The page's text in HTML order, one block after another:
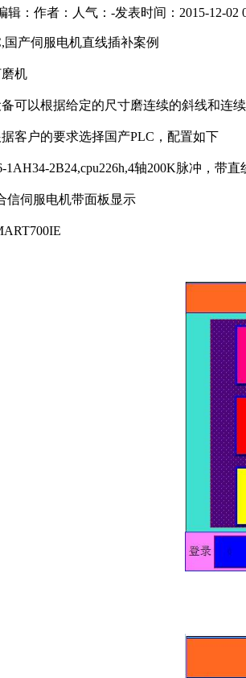
辑： 作者： 人气： -发表时间：2015-12-02
国产伺服电机直线插补案例
机
可以根据给定的尺寸磨连续的斜线和连
客户的要求选择 国产PLC，配置如下
1AH34-2B24,cpu226h,4轴200K脉冲，带
信伺服电机带面板显示